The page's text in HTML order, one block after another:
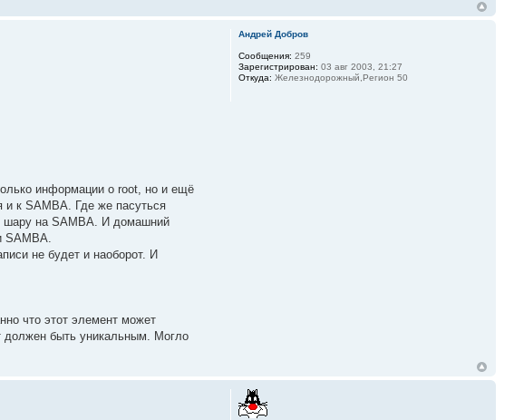
информации о root, но и ещё
и к SAMBA. Где же пасуться
шару на SAMBA. И домашний
SAMBA.
не будет и наоборот. И
что этот элемент может
должен быть уникальным. Могло
Андрей Добров
Сообщения: 259
Зарегистрирован: 03 авг 2003, 21:27
Откуда: Железнодорожный,Регион 50